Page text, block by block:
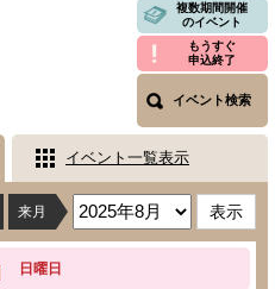
複数期間開催
のイベント
もうすぐ
申込終了
イベント検索
イベント一覧表示
来月
日曜日